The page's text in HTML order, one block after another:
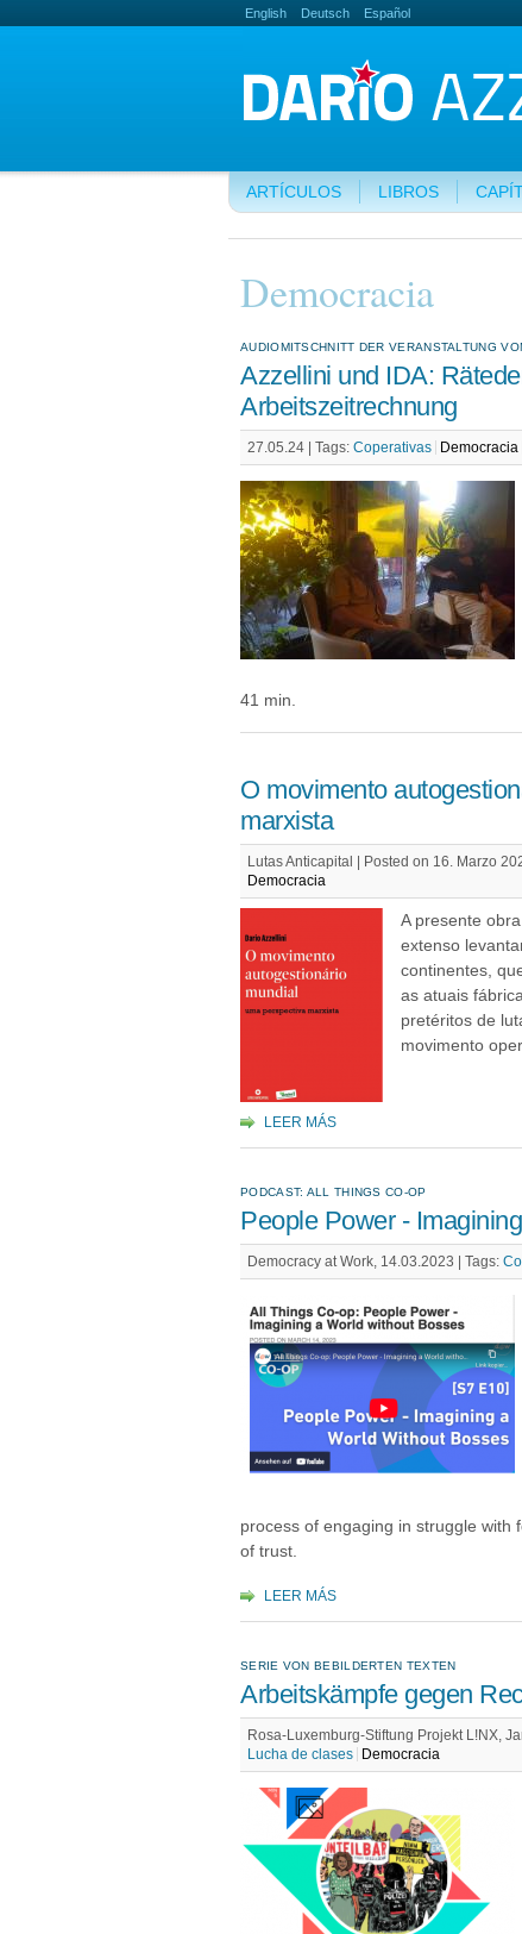
English Deutsch Español
ARTÍCULOS LIBROS
Democracia
AUDIOMITSCHNITT DER VERANSTALTUNG
Azzellini und IDA:
Arbeitszeitrechnung
27.05.24 | Tags: Coperativas Democracia
41 min.
O movimento
marxista
Lutas Anticapital | Posted on 16. Marzo
Democracia
A presente
extenso
continentes,
as atuais
pretéritos de
movimento
LEER MÁS
PODCAST: ALL THINGS CO-OP
People Power -
Democracy at Work, 14.03.2023 | Tags:
process of engaging in struggle with
of trust.
LEER MÁS
SERIE VON BEBILDERTEN TEXTEN
Arbeitskämpfe gegen
Rosa-Luxemburg-Stiftung Projekt L!NX,
Lucha de clases
Democracia